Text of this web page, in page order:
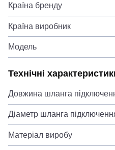
Країна бренду
Країна виробник
Модель
Технічні
Довжина шланга
Діаметр шланга
Матеріал виробу